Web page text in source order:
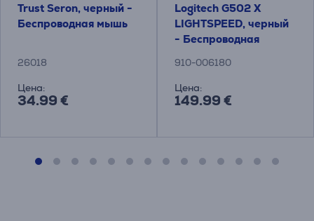
Trust Seron, черный -
Беспроводная мышь
26018
Цена:
34.99 €
Logitech G502 X
LIGHTSPEED, черный
- Беспроводная
910-006180
Цена:
149.99 €